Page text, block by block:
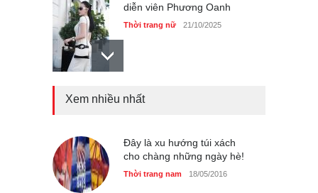
diễn viên Phương Oanh
Thời trang nữ 21/10/2025
Mẫu áo khoác đẹp cho phụ
Xem nhiều nhất
Đây là xu hướng túi xách
cho chàng những ngày hè!
Thời trang nam 18/05/2016